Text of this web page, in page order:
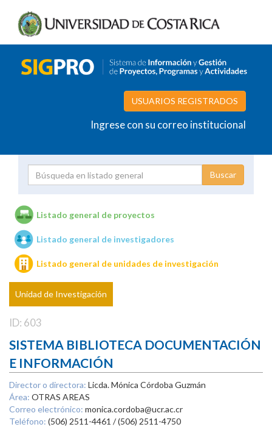
USUARIOS REGISTRADOS
Ingrese con su correo institucional
Unidades de investigación
Listado general de proyectos
Listado general de investigadores
Listado general de unidades de investigación
Unidad de Investigación
ID: 603
SISTEMA BIBLIOTECA DOCUMENTACIÓN
E INFORMACIÓN
Director o directora: Licda. Mónica Córdoba Guzmán
Área: OTRAS AREAS
Correo electrónico: monica.cordoba@ucr.ac.cr
Teléfono: (506) 2511-4461 / (506) 2511-4750